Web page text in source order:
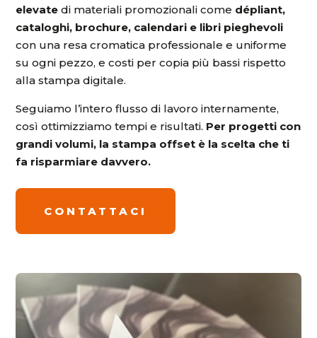
elevate di materiali promozionali come dépliant,
cataloghi, brochure, calendari e libri pieghevoli
con una resa cromatica professionale e uniforme
su ogni pezzo, e costi per copia più bassi rispetto
alla stampa digitale.
Seguiamo l’intero flusso di lavoro internamente,
così ottimizziamo tempi e risultati. Per progetti con
grandi volumi, la stampa offset è la scelta che ti
fa risparmiare davvero.
CONTATTACI